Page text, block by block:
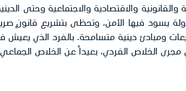
والقانونية والاقتصادية والاجتماعية وحتى
يسود فيها الأمن، وتحظى بتشريع قانونٍ
ومبادئ دينية متسامحة. بالفرد الذي
الخلاص الفردي، بعيداً عن الخلاص